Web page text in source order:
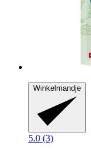
Winkelmandje
5.0 (3)